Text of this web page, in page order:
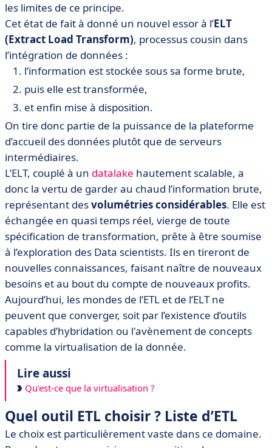
les limites de ce principe.
Cet état de fait à donné un nouvel essor à l’ELT
(Extract Load Transform), processus cousin dans
l’intégration de données :
l’information est stockée sous sa forme brute,
puis elle est transformée,
et enfin mise à disposition.
On tire donc partie de la puissance de la plateforme
d’accueil des données plutôt que de serveurs
intermédiaires.
L’ELT, couplé à un datalake hautement scalable, a
donc la vertu de garder au chaud l’information brute,
représentant desvolumétries considérables. Elle est
échangée en quasi temps réel, vierge de toute
spécification de transformation, prête à être soumise
à l’exploration des Data scientists. Ils en tireront de
nouvelles connaissances, faisant naître de nouveaux
besoins et au bout du compte de nouveaux profits.
Aujourd’hui, les mondes de l’ETL et de l’ELT ne
peuvent que converger, soit par l’existence d’outils
capables d’hybridation ou l'avènement de concepts
comme la virtualisation de la donnée.
Lire aussi
Qu’est-ce que la virtualisation ?
Quel outil ETL choisir ? Liste d’ETL
Le choix est particulièrement vaste dans ce domaine.